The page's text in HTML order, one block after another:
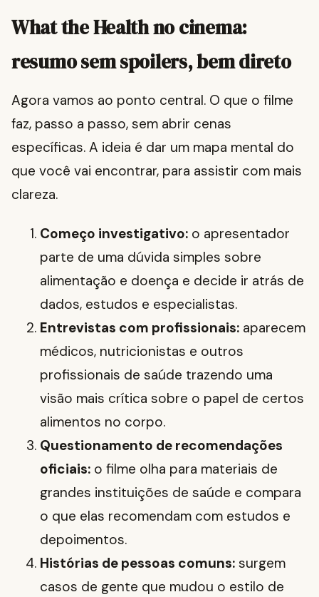
What the Health no cinema:
resumo sem spoilers, bem direto
Agora vamos ao ponto central. O que o filme
faz, passo a passo, sem abrir cenas
específicas. A ideia é dar um mapa mental do
que você vai encontrar, para assistir com mais
clareza.
Começo investigativo: o apresentador
parte de uma dúvida simples sobre
alimentação e doença e decide ir atrás de
dados, estudos e especialistas.
Entrevistas com profissionais: aparecem
médicos, nutricionistas e outros
profissionais de saúde trazendo uma
visão mais crítica sobre o papel de certos
alimentos no corpo.
Questionamento de recomendações
oficiais: o filme olha para materiais de
grandes instituições de saúde e compara
o que elas recomendam com estudos e
depoimentos.
Histórias de pessoas comuns: surgem
casos de gente que mudou o estilo de